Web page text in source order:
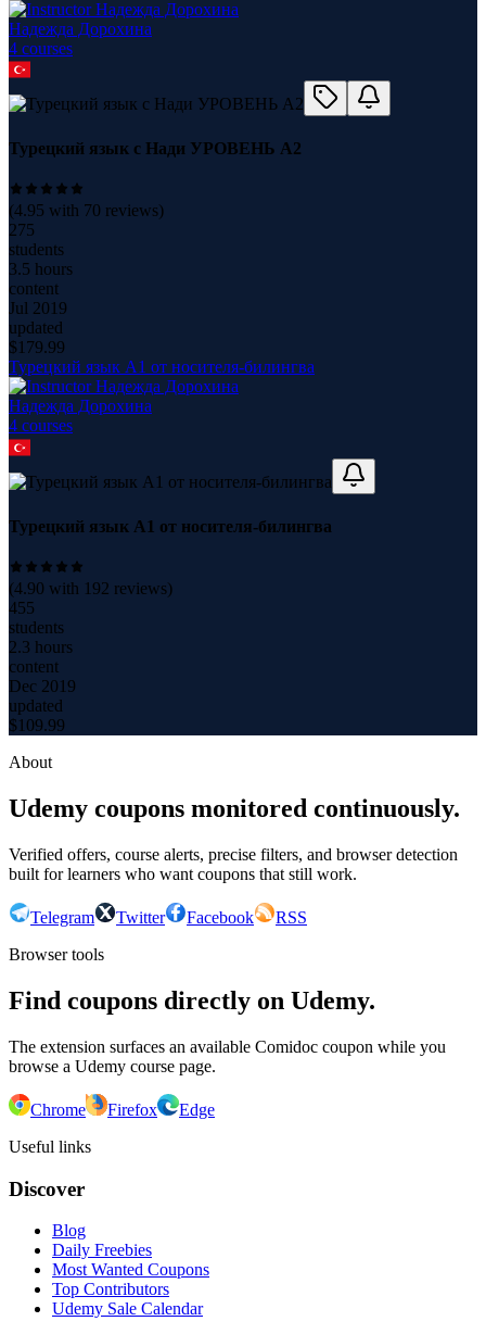
Надежда Дорохина
4 courses
Турецкий язык с Нади УРОВЕНЬ А2
(4.95 with 70 reviews)
275
students
3.5 hours
content
Jul 2019
updated
$179.99
Турецкий язык А1 от носителя-билингва
Надежда Дорохина
4 courses
Турецкий язык А1 от носителя-билингва
(4.90 with 192 reviews)
455
students
2.3 hours
content
Dec 2019
updated
$109.99
About
Udemy coupons monitored continuously.
Verified offers, course alerts, precise filters, and browser detection
built for learners who want coupons that still work.
Telegram Twitter Facebook
RSS
Browser tools
Find coupons directly on Udemy.
The extension surfaces an available Comidoc coupon while you
browse a Udemy course page.
Chrome Firefox
Edge
Useful links
Discover
Blog
Daily Freebies
Most Wanted Coupons
Top Contributors
Udemy Sale Calendar